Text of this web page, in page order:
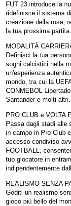
FUT 23 introduce la
ridefinisce il sistema
creazione della rosa,
la tua prossima
MODALITÀ
Definisci la tua
sogni calcistici nella
un'esperienza
mondo, tra cui la
CONMEBOL
Santander e molti altri.
PRO CLUB e VOLTA
Passa dagli stadi alle
in campo in Pro Club
accesso condiviso
FOOTBALL,
tuo giocatore in
indipendentemente
REALISMO SENZA
Goditi un realismo
gioco più bello del